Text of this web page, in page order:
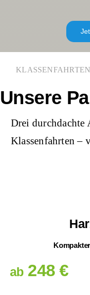
Unsere
Drei durchdachte
Klassenfahrten –
ab248 €